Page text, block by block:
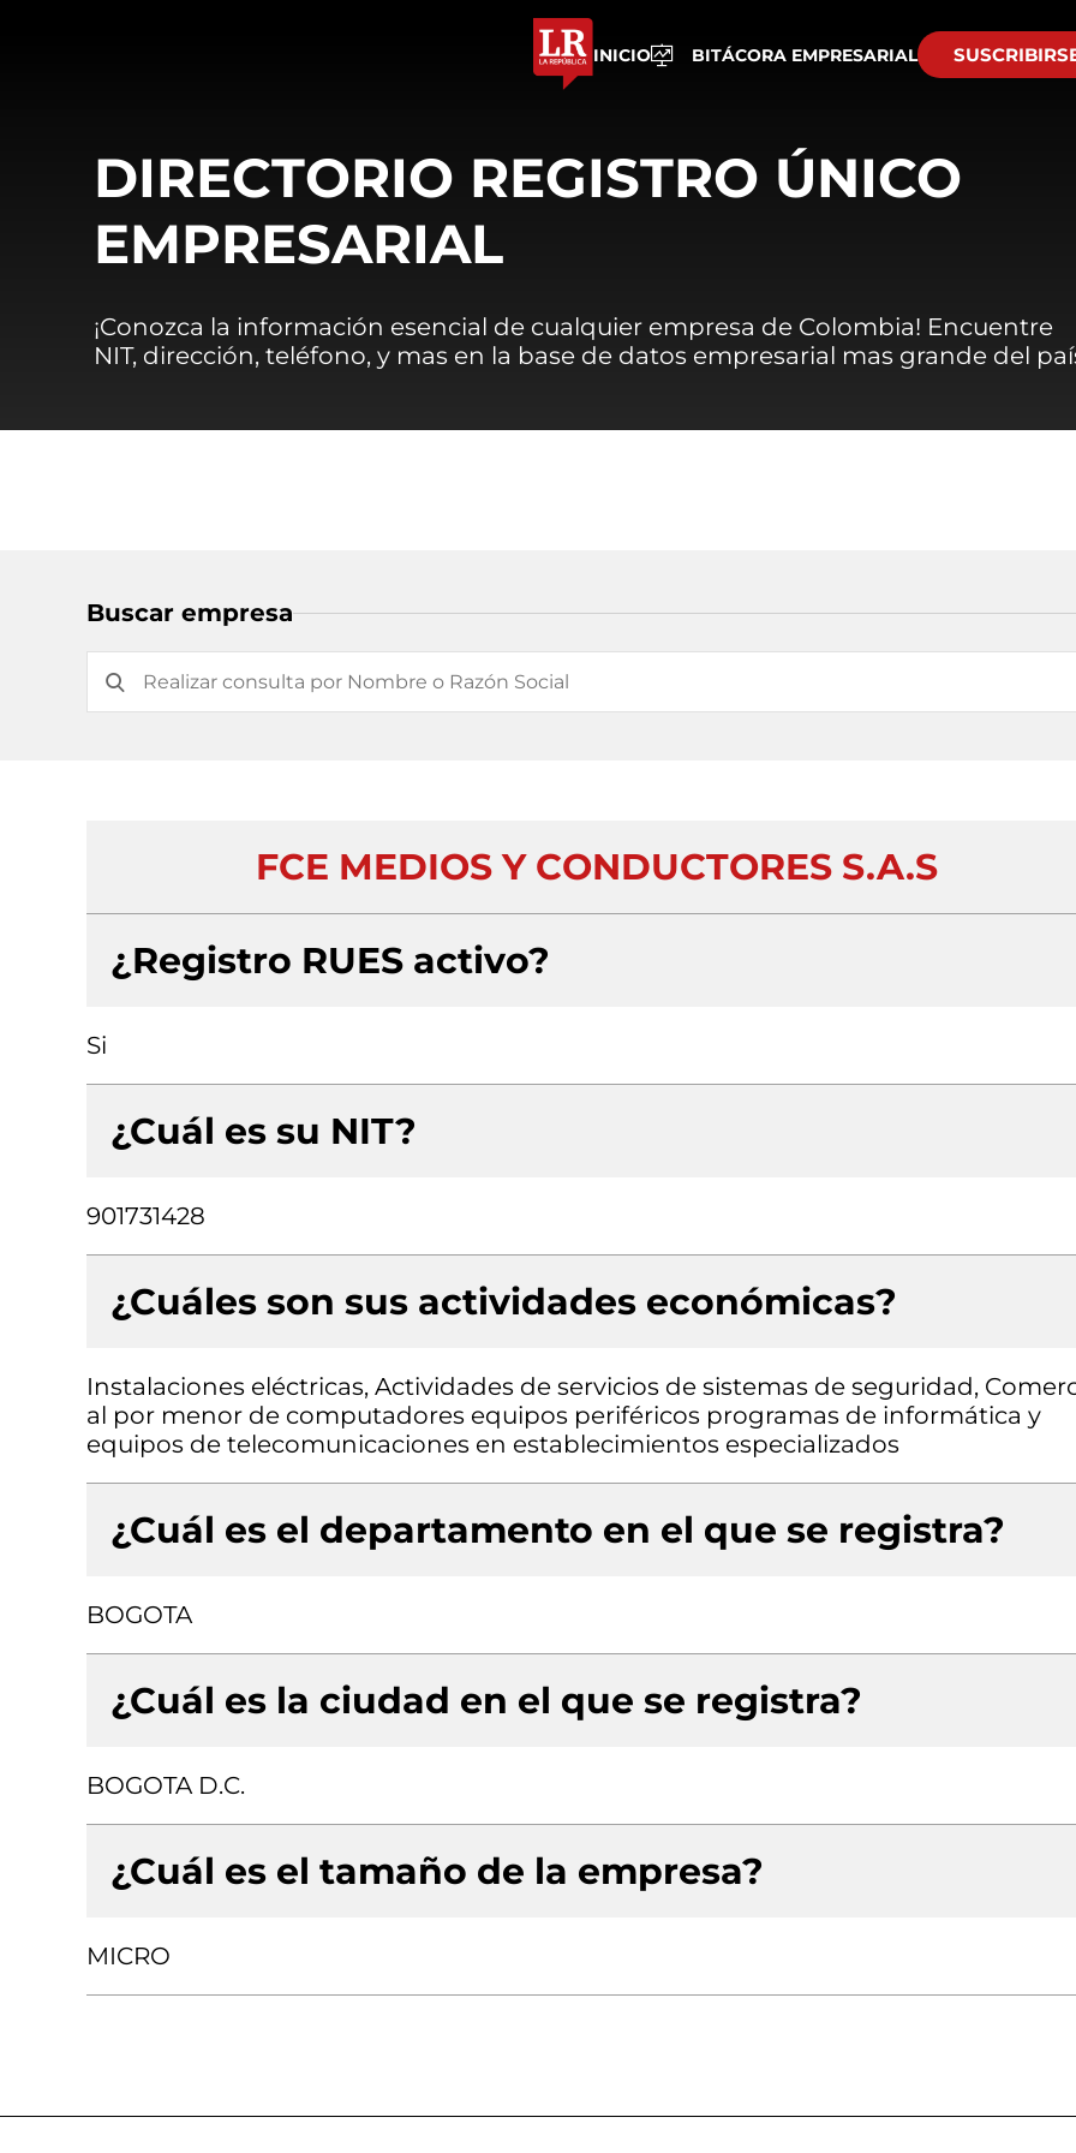
INICIO BITÁCORA EMPRESARIAL
DIRECTORIO REGISTRO ÚNICO
EMPRESARIAL
¡Conozca la información esencial de cualquier empresa de Colombia! Encuentre
NIT, dirección, teléfono, y mas en la base de datos empresarial mas grande del
Buscar empresa
FCE MEDIOS Y CONDUCTORES S.A.S
¿Registro RUES activo?
Si
¿Cuál es su NIT?
901731428
¿Cuáles son sus actividades económicas?
Instalaciones eléctricas, Actividades de servicios de sistemas de seguridad,
al por menor de computadores equipos periféricos programas de informática y
equipos de telecomunicaciones en establecimientos especializados
¿Cuál es el departamento en el que se registra?
BOGOTA
¿Cuál es la ciudad en el que se registra?
BOGOTA D.C.
¿Cuál es el tamaño de la empresa?
MICRO